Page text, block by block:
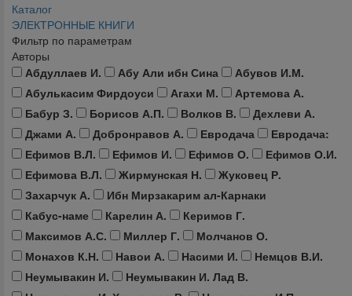
Каталог
ЭЛЕКТРОННЫЕ КНИГИ
Фильтр по параметрам
Авторы
Абдуллаев И.
Абу Али ибн Сина
Абувов И.М.
Абулькасим Фирдоуси
Агахи М.
Артемова А.
Бабур З.
Борисов А.П. Волков В.
Дехлеви А.
Джами А.
Добронравов А. Евродача
Евродача:
Ефимов В.Л.
Ефимов И. Ефимов О.
Ефимов О.И.
Ефимова В.Л.
Жирмунская Н.
Жуковец Р.
Захарчук А.
Ибн Мирзакарим ал-Карнаки
Кабус-наме
Карелин А.
Керимов Г.
Максимов А.С.
Миллер Г.
Молчанов О.
Монахов К.Н.
Навои А. Насими И.
Немцов В.И.
Неумывакин И.
Неумывакин И. Лад В.